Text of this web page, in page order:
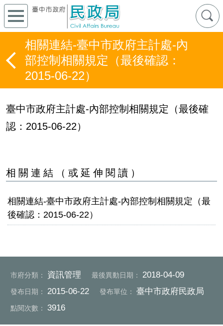
相關連結-臺中市政府主計處-內
部控制相關規定（最後確認：
2015-06-22）
臺中市政府主計處-內部控制相關規定（最後確
認：2015-06-22）
相關連結（或延伸閱讀）
相關連結-臺中市政府主計處-內部控制相關規定（最
後確認：2015-06-22）
市府分類： 資訊管理 最後異動日期： 2018-04-09
發布日期： 2015-06-22 發布單位： 臺中市政府民政局
點閱次數： 3916